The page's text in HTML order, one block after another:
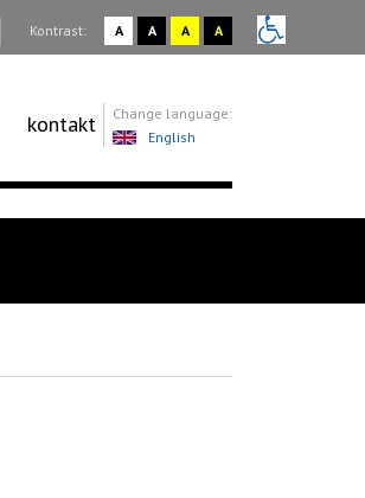
Kontrast: A A A A
kontakt
Change language:
English